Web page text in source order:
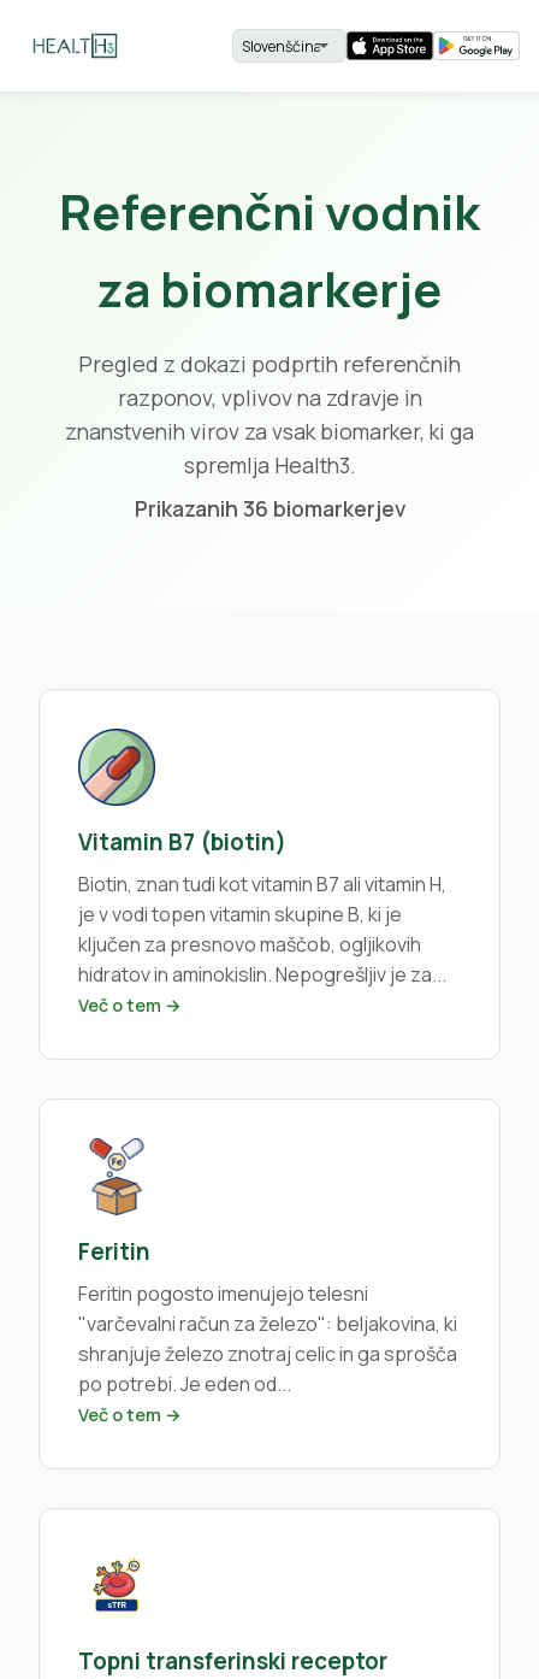
Referenčni vodnik
za biomarkerje
Pregled z dokazi podprtih referenčnih
razponov, vplivov na zdravje in
znanstvenih virov za vsak biomarker, ki ga
spremlja Health3.
Prikazanih 36 biomarkerjev
Vitamin B7 (biotin)
Biotin, znan tudi kot vitamin B7 ali vitamin H,
je v vodi topen vitamin skupine B, ki je
ključen za presnovo maščob, ogljikovih
hidratov in aminokislin. Nepogrešljiv je za...
Več o tem →
Feritin
Feritin pogosto imenujejo telesni
"varčevalni račun za železo": beljakovina, ki
shranjuje železo znotraj celic in ga sprošča
po potrebi. Je eden od...
Več o tem →
Topni transferinski receptor